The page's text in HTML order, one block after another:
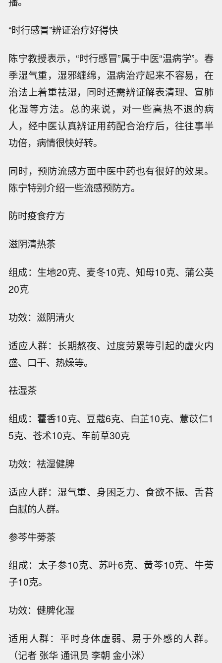
“时行感冒”辨证治疗好得快
陈宁教授表示，“时行感冒”属于中医“温病学”。春
季湿气重，湿邪缠绵，温病治疗起来不容易，在
治法上着重祛湿，同时还需辨证解表清理、宣肺
化湿等方法。总的来说，对一些高热不退的病
人，经中医认真辨证用药配合治疗后，往往事半
功倍，病情很快好转。
同时，预防流感方面中医中药也有很好的效果。
陈宁特别介绍一些流感预防方。
防时疫食疗方
滋阴清热茶
组成：生地20克、麦冬10克、知母10克、蒲公英
20克
功效：滋阴清火
适应人群：长期熬夜、过度劳累等引起的虚火内
盛、口干、热燥等。
祛湿茶
组成：藿香10克、豆蔻6克、白芷10克、薏苡仁1
5克、苍术10克、车前草30克
功效：祛湿健脾
适应人群：湿气重、身困乏力、食欲不振、舌苔
白腻的人群。
参芩牛蒡茶
组成：太子参10克、苏叶6克、黄芩10克、牛蒡
子10克。
功效：健脾化湿
适用人群：平时身体虚弱、易于外感的人群。
（记者 张华 通讯员 李朝 金小洣）